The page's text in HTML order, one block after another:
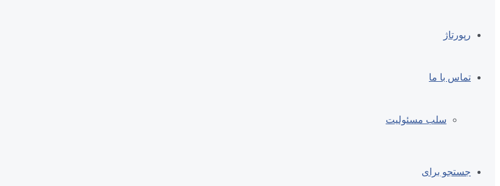
رپورتاژ
تماس با ما
سلب مسئولیت
جستجو برای